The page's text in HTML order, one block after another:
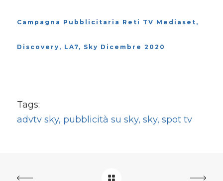
Campagna Pubblicitaria Reti TV Mediaset,
Discovery, LA7, Sky Dicembre 2020
Tags:
advtv sky, pubblicità su sky, sky, spot tv